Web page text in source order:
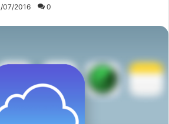
07/2016 0